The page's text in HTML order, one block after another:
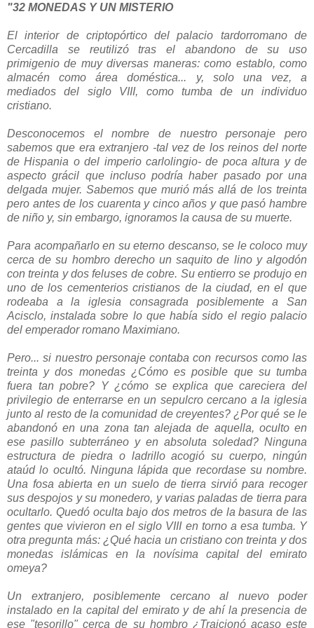
"32 MONEDAS Y UN MISTERIO
El interior de criptopórtico del palacio tardorromano de
Cercadilla se reutilizó tras el abandono de su uso
primigenio de muy diversas maneras: como establo, como
almacén como área doméstica... y, solo una vez, a
mediados del siglo VIII, como tumba de un individuo
cristiano.
Desconocemos el nombre de nuestro personaje pero
sabemos que era extranjero -tal vez de los reinos del norte
de Hispania o del imperio carlolingio- de poca altura y de
aspecto grácil que incluso podría haber pasado por una
delgada mujer. Sabemos que murió más allá de los treinta
pero antes de los cuarenta y cinco años y que pasó hambre
de niño y, sin embargo, ignoramos la causa de su muerte.
Para acompañarlo en su eterno descanso, se le coloco muy
cerca de su hombro derecho un saquito de lino y algodón
con treinta y dos feluses de cobre. Su entierro se produjo en
uno de los cementerios cristianos de la ciudad, en el que
rodeaba a la iglesia consagrada posiblemente a San
Acisclo, instalada sobre lo que había sido el regio palacio
del emperador romano Maximiano.
Pero... si nuestro personaje contaba con recursos como las
treinta y dos monedas ¿Cómo es posible que su tumba
fuera tan pobre? Y ¿cómo se explica que careciera del
privilegio de enterrarse en un sepulcro cercano a la iglesia
junto al resto de la comunidad de creyentes? ¿Por qué se le
abandonó en una zona tan alejada de aquella, oculto en
ese pasillo subterráneo y en absoluta soledad? Ninguna
estructura de piedra o ladrillo acogió su cuerpo, ningún
ataúd lo ocultó. Ninguna lápida que recordase su nombre.
Una fosa abierta en un suelo de tierra sirvió para recoger
sus despojos y su monedero, y varias paladas de tierra para
ocultarlo. Quedó oculta bajo dos metros de la basura de las
gentes que vivieron en el siglo VIII en torno a esa tumba. Y
otra pregunta más: ¿Qué hacia un cristiano con treinta y dos
monedas islámicas en la novísima capital del emirato
omeya?
Un extranjero, posiblemente cercano al nuevo poder
instalado en la capital del emirato y de ahí la presencia de
ese "tesorillo" cerca de su hombro ¿Traicionó acaso este